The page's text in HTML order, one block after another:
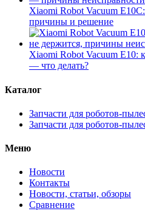
Xiaomi Robot Vacuum
причины и решение
Xiaomi Robot Vacuum E10:
— что делать?
Каталог
Запчасти для роботов-
Запчасти для роботов-
Меню
Новости
Контакты
Новости, статьи, обзоры
Сравнение